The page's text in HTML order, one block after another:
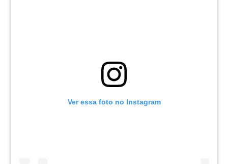
Ver essa foto no Instagram